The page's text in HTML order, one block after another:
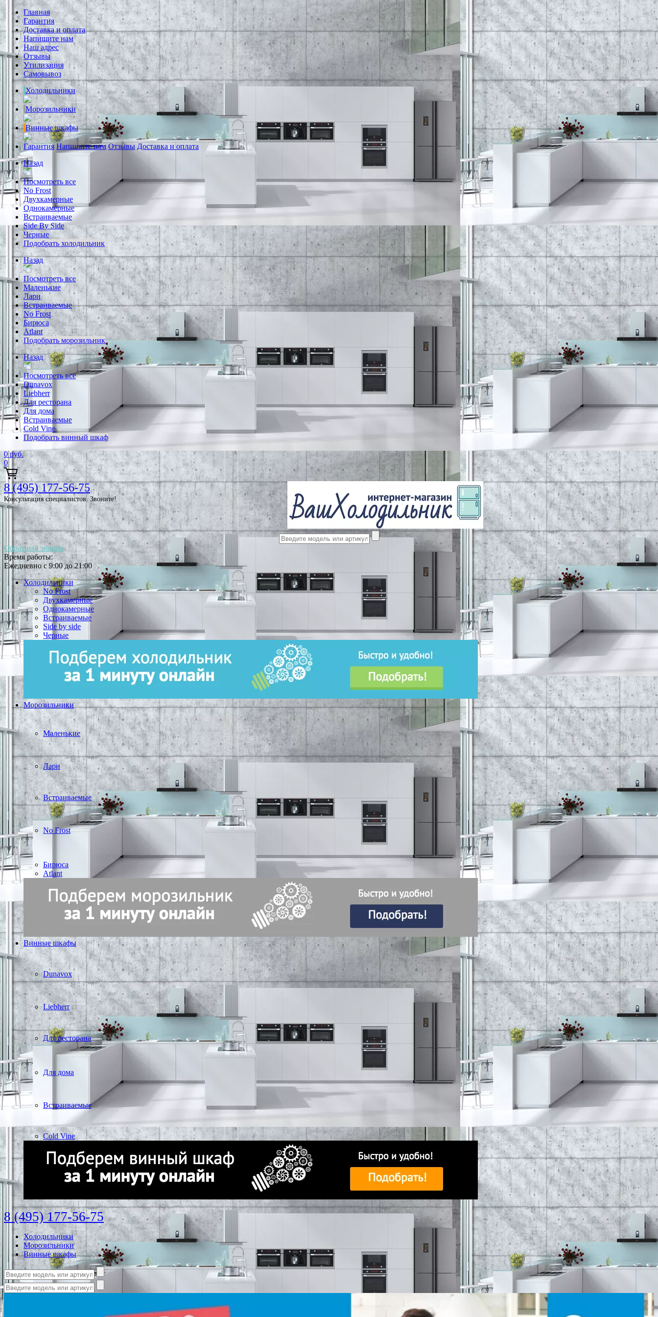
Главная
Гарантия
Доставка и оплата
Напишите нам
Наш адрес
Отзывы
Утилизация
Самовывоз
Холодильники
Морозильники
Винные шкафы
Гарантия Напишите нам Отзывы Доставка и оплата
Назад
Посмотреть все
No Frost
Двухкамерные
Однокамерные
Встраиваемые
Side By Side
Черные
Подобрать холодильник
Назад
Посмотреть все
Маленькие
Лари
Встраиваемые
No Frost
Бирюса
Atlant
Подобрать морозильник
Назад
Посмотреть все
Dunavox
Liebherr
Для ресторана
Для дома
Встраиваемые
Cold Vine
Подобрать винный шкаф
0 руб.
0
8 (495) 177-56-75
Консультация специалистов. Звоните!
Обратный звонок
Время работы:
Ежедневно с 9:00 до 21:00
Холодильники
No Frost
Двухкамерные
Однокамерные
Встраиваемые
Side by side
Черные
Морозильники
Маленькие
Лари
Встраиваемые
No Frost
Бирюса
Atlant
Винные шкафы
Dunavox
Liebherr
Для ресторана
Для дома
Встраиваемые
Cold Vine
8 (495) 177-56-75
Холодильники
Морозильники
Винные шкафы